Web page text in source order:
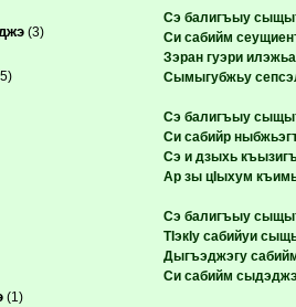
(3)
(1)
Сэ балигъыу
Си сабийм
Зэран гуэри
Сымыгубжьу
Сэ балигъыу
Си сабийр
Сэ и дзыхь
Ар зы цIыхум
Сэ балигъыу
ТIэкIу сабийуи
Дыгъэджэгу
Си сабийм